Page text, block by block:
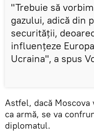
"Trebuie să
gazului, adică din
securității,
influențeze
Ucraina", a spus
Astfel, dacă Moscova
ca armă, se va
diplomatul.